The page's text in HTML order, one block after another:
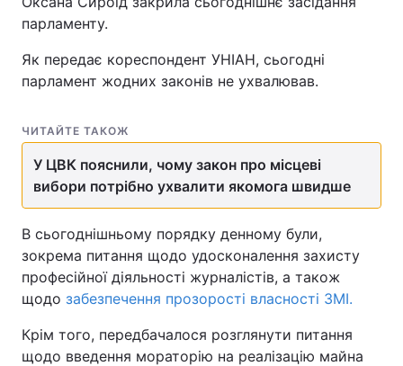
парламенту.
Як передає кореспондент УНІАН, сьогодні
парламент жодних законів не ухвалював.
ЧИТАЙТЕ ТАКОЖ
У ЦВК пояснили, чому закон про місцеві
вибори потрібно ухвалити якомога швидше
В сьогоднішньому порядку денному були,
зокрема питання щодо удосконалення захисту
професійної діяльності журналістів, а також
щодо забезпечення прозорості власності ЗМІ.
Крім того, передбачалося розглянути питання
щодо введення мораторію на реалізацію майна